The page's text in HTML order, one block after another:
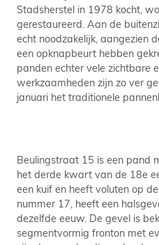
Stadsherstel in 1978 kocht,
gerestaureerd. Aan de
echt noodzakelijk, aangezien
een opknapbeurt hebben
panden echter vele zichtbare
werkzaamheden zijn zo ver
januari het traditionele
Beulingstraat 15 is een pand
het derde kwart van de 18e
een kuif en heeft voluten op
nummer 17, heeft een
dezelfde eeuw. De gevel is
segmentvormig fronton met